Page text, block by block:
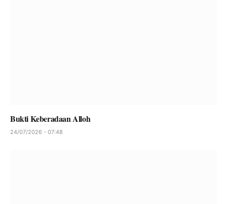
Bukti Keberadaan Alloh
24/07/2026 - 07:48